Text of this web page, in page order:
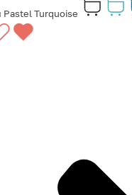
Pastel Turquoise